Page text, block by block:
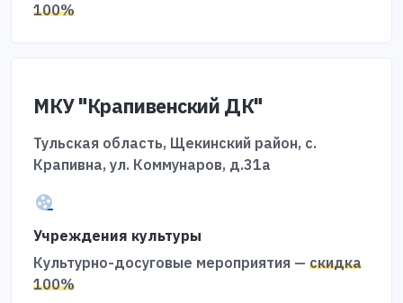
100%
МКУ "Крапивенский ДК"
Тульская область, Щекинский район, с.
Крапивна, ул. Коммунаров, д.31а
Учреждения культуры
Культурно-досуговые мероприятия — скидка
100%